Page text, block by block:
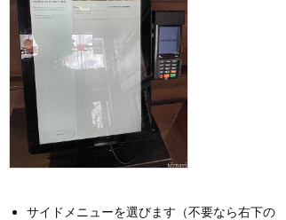
サイドメニューを選びます（不要なら右下の